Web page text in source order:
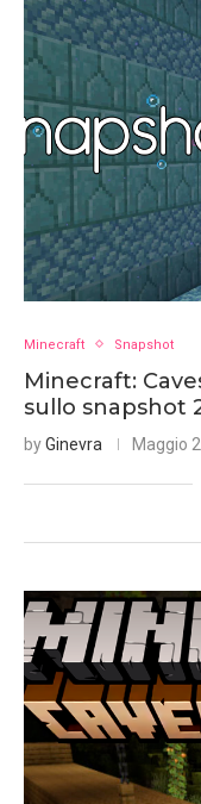
Minecraft Snapshot
Minecraft:
sullo snapshot
byGinevra Maggio